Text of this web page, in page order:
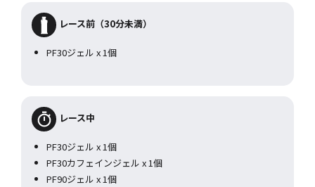
レース前（30分未満）
PF30ジェル x 1個
レース中
PF30ジェル x 1個
PF30カフェインジェル x 1個
PF90ジェル x 1個